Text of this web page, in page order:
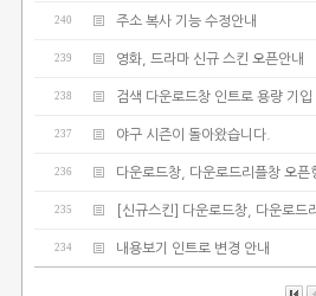
240 주소 복사 기능 수정안내
239 영화, 드라마 신규 스킨 오픈안내
238 검색 다운로드창 인트로 용량 기입
237 야구 시즌이 돌아왔습니다.
236 다운로드창, 다운로드리플창 오픈
235 [신규스킨] 다운로드창, 다운로드
234 내용보기 인트로 변경 안내